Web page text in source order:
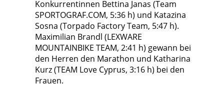
Konkurrentinnen Bettina Janas (Team
SPORTOGRAF.COM, 5:36 h) und Katazina
Sosna (Torpado Factory Team, 5:47 h).
Maximilian Brandl (LEXWARE
MOUNTAINBIKE TEAM, 2:41 h) gewann bei
den Herren den Marathon und Katharina
Kurz (TEAM Love Cyprus, 3:16 h) bei den
Frauen.